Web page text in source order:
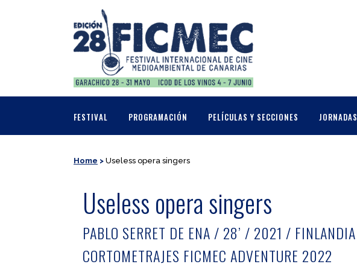
FESTIVAL PROGRAMACIÓN PELÍCULAS Y SECCIONES JORNADAS
Home > Useless opera singers
Useless opera singers
PABLO SERRET DE ENA / 28’ / 2021 / FINLANDIA
CORTOMETRAJES FICMEC ADVENTURE 2022